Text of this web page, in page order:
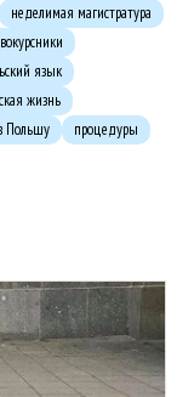
неделимая магистратура
язык
жизнь
Польшу
процедуры